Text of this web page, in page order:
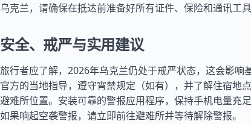
乌克兰，请确保在抵达前准备好所有证件、保险和通讯工具
安全、戒严与实用建议
旅行者应了解，2026年乌克兰仍处于戒严状态，这会影响
官方的当地指导，遵守宵禁规定（如有），并了解住宿地
避难所位置。安装可靠的警报应用程序，保持手机电量充
如果响起空袭警报，请立即前往避难所并等待解除警报。